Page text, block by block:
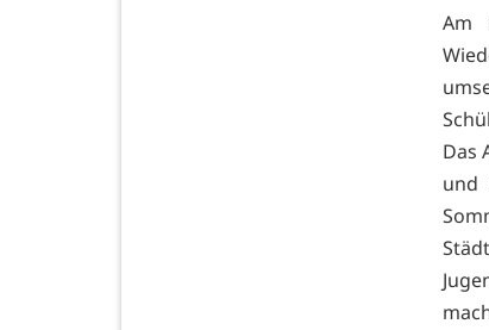
Am
Das
und